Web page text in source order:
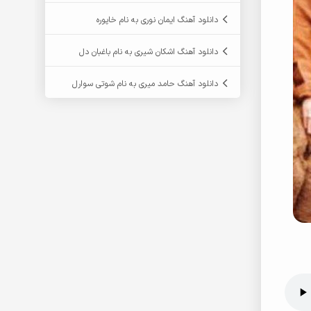
دانلود آهنگ ایمان نوری به نام خاپوره
دانلود آهنگ اشکان شیری به نام باغبان دل
دانلود آهنگ حامد میری به نام شوتی سوارل